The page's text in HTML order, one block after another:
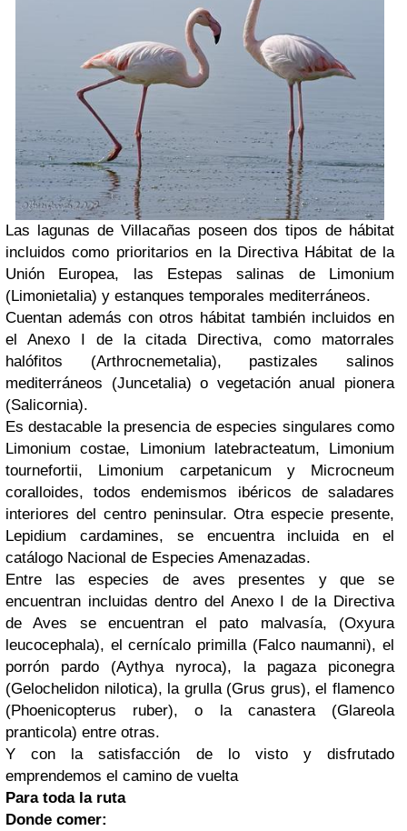
Las lagunas de Villacañas poseen dos tipos de hábitat
incluidos como prioritarios en la Directiva Hábitat de la
Unión Europea, las Estepas salinas de Limonium
(Limonietalia) y estanques temporales mediterráneos.
Cuentan además con otros hábitat también incluidos en
el Anexo I de la citada Directiva, como matorrales
halófitos (Arthrocnemetalia), pastizales salinos
mediterráneos (Juncetalia) o vegetación anual pionera
(Salicornia).
Es destacable la presencia de especies singulares como
Limonium costae, Limonium latebracteatum, Limonium
tournefortii, Limonium carpetanicum y Microcneum
coralloides, todos endemismos ibéricos de saladares
interiores del centro peninsular. Otra especie presente,
Lepidium cardamines, se encuentra incluida en el
catálogo Nacional de Especies Amenazadas.
Entre las especies de aves presentes y que se
encuentran incluidas dentro del Anexo I de la Directiva
de Aves se encuentran el pato malvasía, (Oxyura
leucocephala), el cernícalo primilla (Falco naumanni), el
porrón pardo (Aythya nyroca), la pagaza piconegra
(Gelochelidon nilotica), la grulla (Grus grus), el flamenco
(Phoenicopterus ruber), o la canastera (Glareola
pranticola) entre otras.
Y con la satisfacción de lo visto y disfrutado
emprendemos el camino de vuelta
Para toda la ruta
Donde comer: